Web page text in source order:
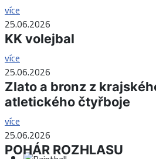
více
25.06.2026
KK volejbal
více
25.06.2026
Zlato a bronz z
atletického čtyřboje
více
25.06.2026
POHÁR ROZHLASU